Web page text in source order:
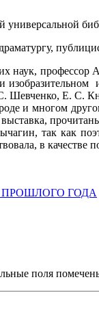
универсальной
наук,
Е. С.
и многом
так как
в качестве
ГОДА
поля